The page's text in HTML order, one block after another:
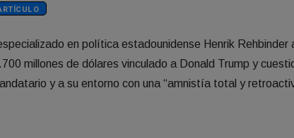
en política estadounidense Henrik Rehbinder
millones de dólares vinculado a Donald Trump y
y a su entorno con una “amnistía total y